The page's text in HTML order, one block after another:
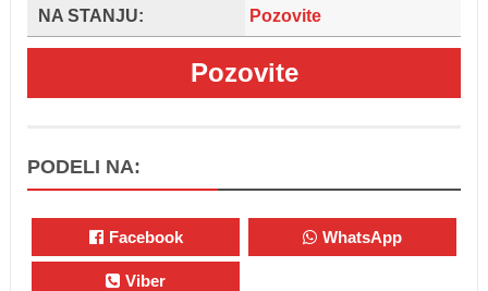
NA STANJU: Pozovite
Pozovite
PODELI NA:
Facebook WhatsApp
Viber